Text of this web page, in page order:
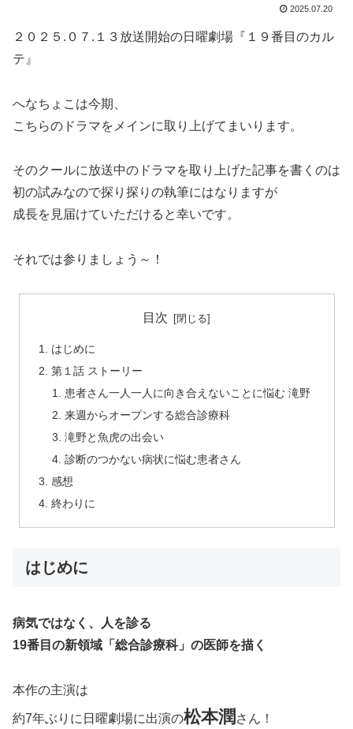
2025.07.20
２０２５.０７.１３放送開始の日曜劇場『１９番目のカル
テ』
へなちょこは今期、
こちらのドラマをメインに取り上げてまいります。
そのクールに放送中のドラマを取り上げた記事を書くのは
初の試みなので探り探りの執筆にはなりますが
成長を見届けていただけると幸いです。
それでは参りましょう～！
目次
はじめに
第１話 ストーリー
患者さん一人一人に向き合えないことに悩む 滝野
来週からオープンする総合診療科
滝野と魚虎の出会い
診断のつかない病状に悩む患者さん
感想
終わりに
はじめに
病気ではなく、人を診る
19番目の新領域「総合診療科」の医師を描く
本作の主演は
約7年ぶりに日曜劇場に出演の松本潤 さん！